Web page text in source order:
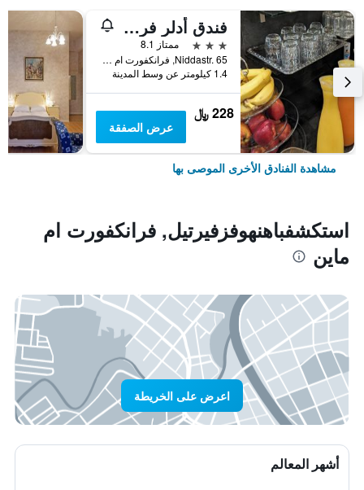
فندق أدلر فرانكفورت
3 نجوم
ممتاز 8.1
Niddastr. 65, فرانكفورت ام ماين, هسه, ألمانيا
1.4 كيلومتر عن وسط المدينة
228 ﷼
عرض الصفقة
مشاهدة الفنادق الأخرى الموصى بها
استكشفباهنهوفزفيرتيل, فرانكفورت ام
ماين
اعرض على الخريطة
أشهر المعالم